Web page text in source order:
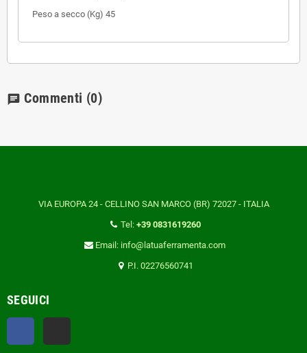
Peso a secco (Kg) 45
chat Commenti (0)
VIA EUROPA 24 - CELLINO SAN MARCO (BR) 72027 - ITALIA
Tel: +39 0831619260
Email: info@latuaferramenta.com
P.I. 02276560741
SEGUICI